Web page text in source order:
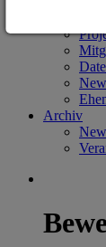
Archiv